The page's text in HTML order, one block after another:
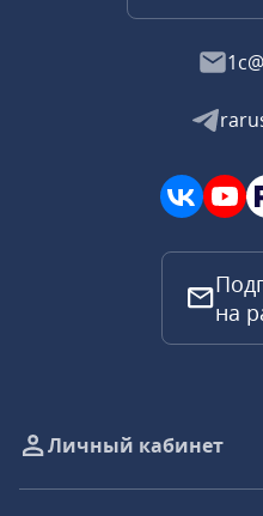
на
Личный кабинет